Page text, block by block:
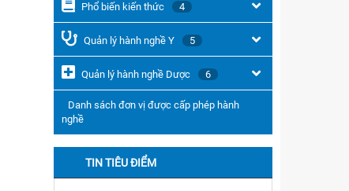
Phổ biến kiến thức 4
Quản lý hành nghề Y 5
Quản lý hành nghề Dược 6
Danh sách đơn vị được cấp phép hành
nghề
TIN TIÊU ĐIỂM